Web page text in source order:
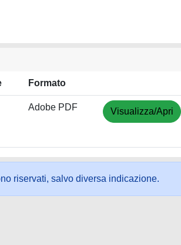
Formato
Adobe PDF Visualizza/Apri
riservati, salvo diversa indicazione.